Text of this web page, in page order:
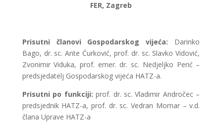
FER, Zagreb
Prisutni članovi Gospodarskog vijeća: Darinko
Bago, dr. sc. Ante Ćurković, prof. dr. sc. Slavko Vidović,
Zvonimir Viduka, prof. emer. dr. sc. Nedjeljko Perić –
predsjedatelj Gospodarskog vijeća HATZ-a.
Prisutni po funkciji: prof. dr. sc. Vladimir Andročec –
predsjednik HATZ-a, prof. dr. sc. Vedran Mornar – v.d.
člana Uprave HATZ-a